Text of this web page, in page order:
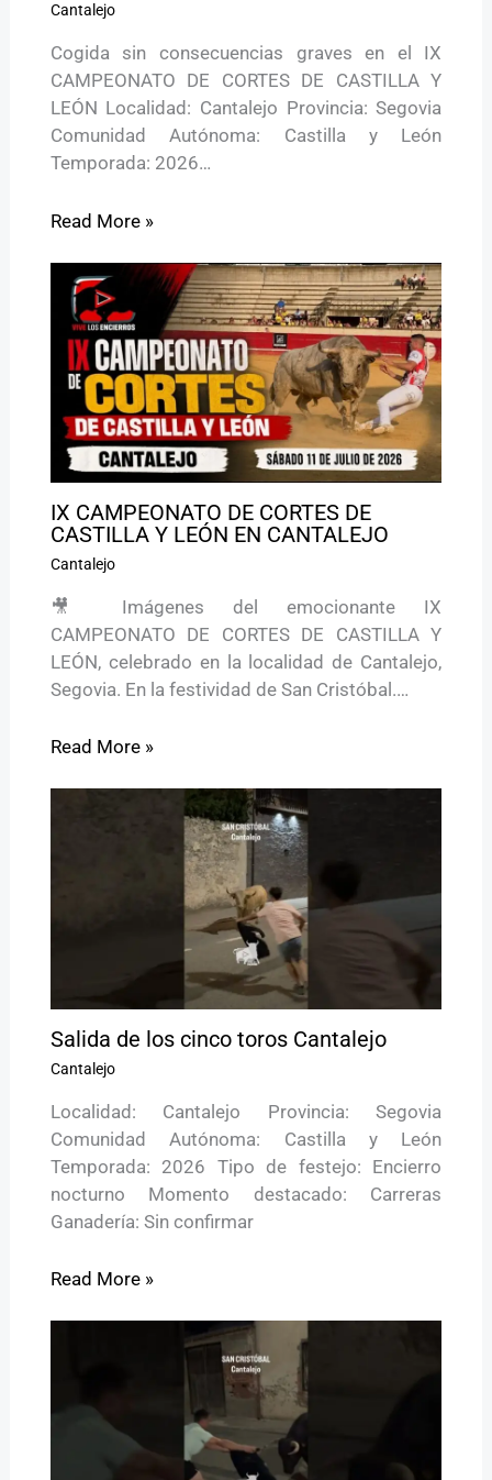
Cantalejo
Cogida sin consecuencias graves en el IX
CAMPEONATO DE CORTES DE CASTILLA Y
LEÓN Localidad: Cantalejo Provincia: Segovia
Comunidad Autónoma: Castilla y León
Temporada: 2026…
Read More »
IX CAMPEONATO DE CORTES DE
CASTILLA Y LEÓN EN CANTALEJO
Cantalejo
🎥 Imágenes del emocionante IX
CAMPEONATO DE CORTES DE CASTILLA Y
LEÓN, celebrado en la localidad de Cantalejo,
Segovia. En la festividad de San Cristóbal.…
Read More »
Salida de los cinco toros Cantalejo
Cantalejo
Localidad: Cantalejo Provincia: Segovia
Comunidad Autónoma: Castilla y León
Temporada: 2026 Tipo de festejo: Encierro
nocturno Momento destacado: Carreras
Ganadería: Sin confirmar
Read More »